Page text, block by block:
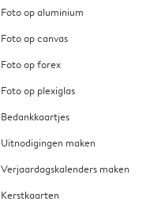
Foto op aluminium
Foto op canvas
Foto op forex
Foto op plexiglas
Bedankkaartjes
Uitnodigingen maken
Verjaardagskalenders maken
Kerstkaarten